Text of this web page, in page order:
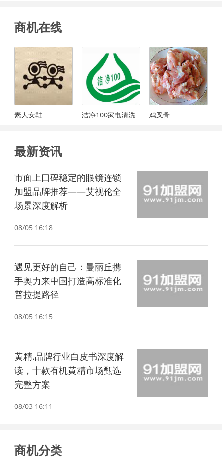
商机在线
素人女鞋 洁净100家电清洗 鸡叉骨
最新资讯
市面上口碑稳定的眼镜连锁
加盟品牌推荐——艾视伦全
场景深度解析
08/05 16:18
遇见更好的自己：曼丽丘携
手奥力来中国打造高标准化
普拉提路径
08/05 16:15
黄精.品牌行业白皮书深度解
读，十款有机黄精市场甄选
完整方案
08/03 16:11
商机分类